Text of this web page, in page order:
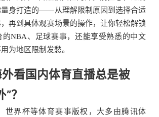
量身打造的——从理解限制原因到选择合适
再到具体观赛场景的操作，让你轻松解锁
的NBA、足球赛事，还能享受熟悉的中文
为地区限制发愁。
看国内体育直播总是被
？
世界杯等体育赛事版权，大多由腾讯体